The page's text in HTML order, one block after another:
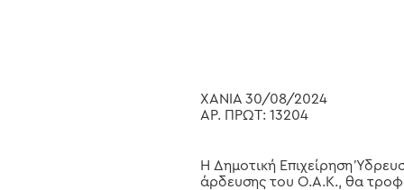
Hit enter to search or ESC to close
ΧΑΝΙΑ 30/08/2024
ΑΡ. ΠΡΩΤ: 13204
Η Δημοτική Επιχείρηση
άρδευσης του Ο.Α.Κ., θα